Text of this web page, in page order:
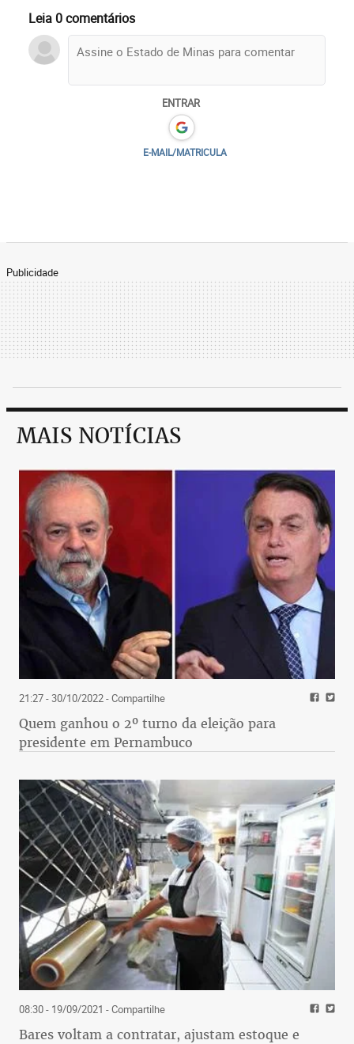
Leia 0 comentários
ENTRAR
E-MAIL/MATRICULA
Publicidade
MAIS NOTÍCIAS
21:27 - 30/10/2022- Compartilhe
Quem ganhou o 2º turno da eleição para
presidente em Pernambuco
08:30 - 19/09/2021 - Compartilhe
Bares voltam a contratar, ajustam estoque e